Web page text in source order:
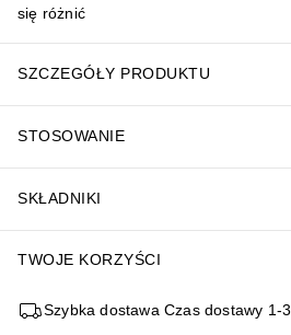
się różnić
SZCZEGÓŁY PRODUKTU
STOSOWANIE
SKŁADNIKI
TWOJE KORZYŚCI
Szybka dostawa Czas dostawy 1-